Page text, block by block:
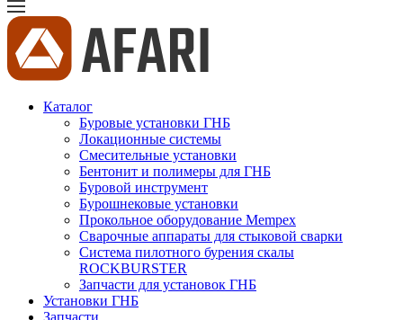
Каталог
Буровые установки ГНБ
Локационные системы
Смесительные установки
Бентонит и полимеры для ГНБ
Буровой инструмент
Бурошнековые установки
Прокольное оборудование Mempex
Сварочные аппараты для стыковой сварки
Система пилотного бурения скалы
ROCKBURSTER
Запчасти для установок ГНБ
Установки ГНБ
Запчасти